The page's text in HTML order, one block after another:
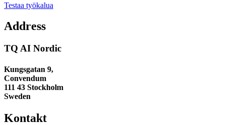
Testaa työkalua
Address
TQ AI Nordic
Kungsgatan 9,
Convendum
111 43 Stockholm
Sweden
Kontakt